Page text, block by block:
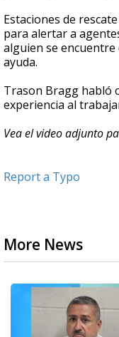
Estaciones de
para alertar a
alguien se encuentre
ayuda.
Trason Bragg habló
experiencia al
Vea el video adjunto
Report a Typo
More News